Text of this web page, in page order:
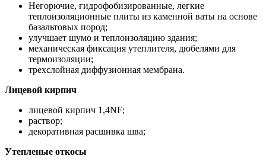
Негорючие, гидрофобизированные, легкие
теплоизоляционные плиты из каменной ваты на основе
базальтовых пород;
улучшает шумо и теплоизоляцию здания;
механическая фиксация утеплителя, дюбелями для
термоизоляции;
трехслойная диффузионная мембрана.
Лицевой кирпич
лицевой кирпич 1,4NF;
раствор;
декоративная расшивка шва;
Утепленые откосы